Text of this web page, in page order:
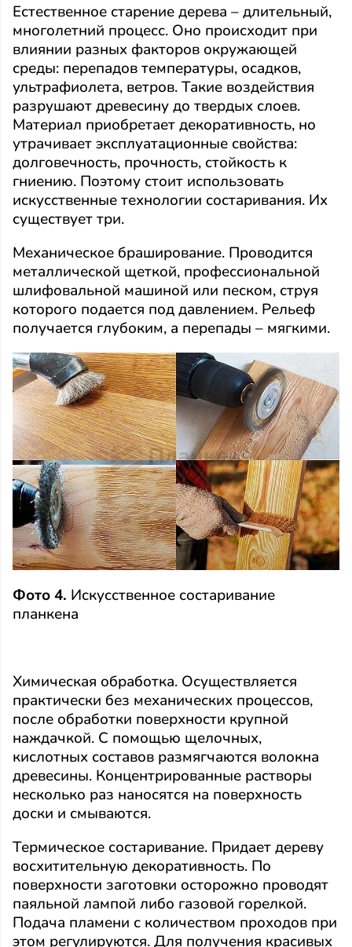
Естественное старение дерева – длительный,
многолетний процесс. Оно происходит при
влиянии разных факторов окружающей
среды: перепадов температуры, осадков,
ультрафиолета, ветров. Такие воздействия
разрушают древесину до твердых слоев.
Материал приобретает декоративность, но
утрачивает эксплуатационные свойства:
долговечность, прочность, стойкость к
гниению. Поэтому стоит использовать
искусственные технологии состаривания. Их
существует три.
Механическое браширование. Проводится
металлической щеткой, профессиональной
шлифовальной машиной или песком, струя
которого подается под давлением. Рельеф
получается глубоким, а перепады – мягкими.
Фото 4. Искусственное состаривание
планкена
Химическая обработка. Осуществляется
практически без механических процессов,
после обработки поверхности крупной
наждачкой. С помощью щелочных,
кислотных составов размягчаются волокна
древесины. Концентрированные растворы
несколько раз наносятся на поверхность
доски и смываются.
Термическое состаривание. Придает дереву
восхитительную декоративность. По
поверхности заготовки осторожно проводят
паяльной лампой либо газовой горелкой.
Подача пламени с количеством проходов при
этом регулируются. Для получения красивых